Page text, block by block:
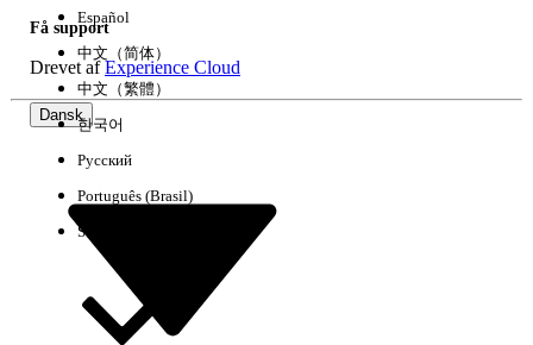
Få support
Drevet afExperience Cloud
Dansk
Español
中文（简体）
中文（繁體）
한국어
Русский
Português (Brasil)
Suomi